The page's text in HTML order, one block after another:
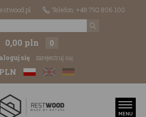
Telefon: +48 792 806 100
0,00 pln 0
się zarejestruj się
PLN